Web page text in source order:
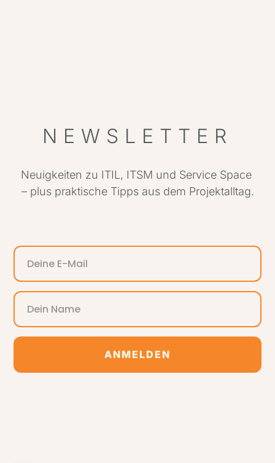
NEWSLETTER
Neuigkeiten zu ITIL, ITSM und Service Space
– plus praktische Tipps aus dem Projektalltag.
ANMELDEN